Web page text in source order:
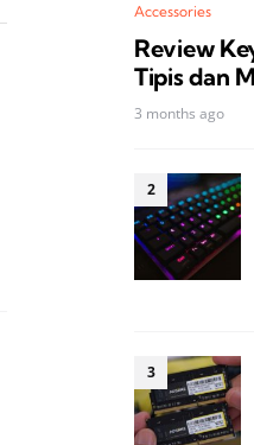
Accessories
Review
Tipis dan
3 months ago